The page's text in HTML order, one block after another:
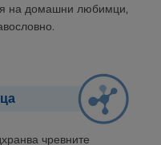
на домашни любимци,
чревните